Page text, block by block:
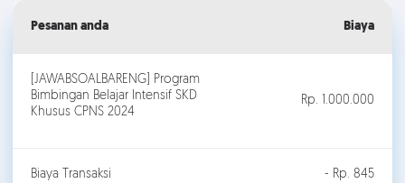
Pesanan anda Biaya
[JAWABSOALBARENG] Program
Bimbingan Belajar Intensif SKD
Khusus CPNS 2024
Rp. 1.000.000
Biaya Transaksi - Rp. 845